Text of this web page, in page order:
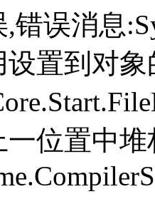
误消息
置到对
一位置中